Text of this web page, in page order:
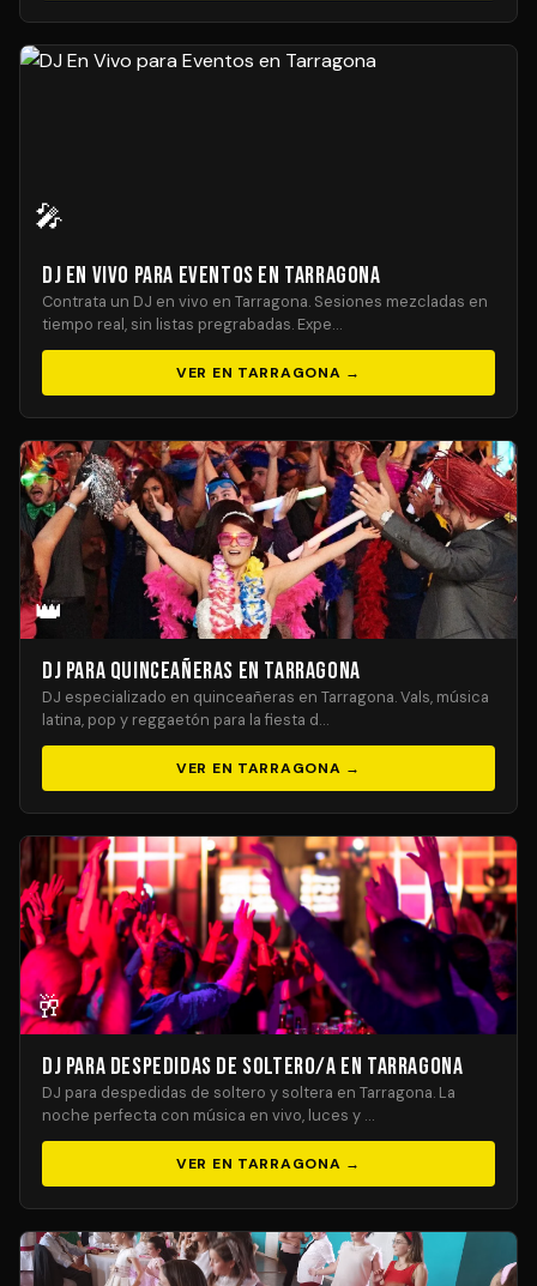
🎤
DJ En Vivo para Eventos en Tarragona
Contrata un DJ en vivo en Tarragona. Sesiones mezcladas en
tiempo real, sin listas pregrabadas. Expe…
VER EN TARRAGONA →
👑
DJ para Quinceañeras en Tarragona
DJ especializado en quinceañeras en Tarragona. Vals, música
latina, pop y reggaetón para la fiesta d…
VER EN TARRAGONA →
🥂
DJ para Despedidas de Soltero/a en Tarragona
DJ para despedidas de soltero y soltera en Tarragona. La
noche perfecta con música en vivo, luces y …
VER EN TARRAGONA →